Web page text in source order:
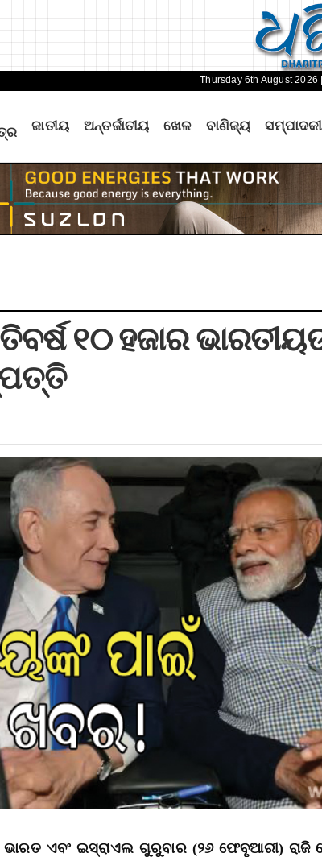
Thursday 6th August 2026 |
ଜାତୀୟ ଅନ୍ତର୍ଜାତୀୟ ଖେଳ ବାଣିଜ୍ୟ
୧୦ ହଜାର
ଏବଂ ଇସ୍ରାଏଲ ଗୁରୁବାର (୨୬ ଫେବୃଆରୀ) ରାଜି